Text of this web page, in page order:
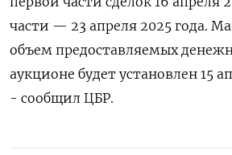
части — 23 апреля 2025 года.
объем предоставляемых
аукционе будет установлен 15
- сообщил ЦБР.